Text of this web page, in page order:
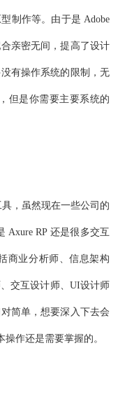
制作等。由于是 Adobe
亲密无间，提高了设计
有操作系统的限制，无
但是你需要主要系统的
，虽然现在一些公司的
Axure RP 还是很多交互
商业分析师、信息架构
交互设计师、UI设计师
简单，想要深入下去会
作还是需要掌握的。